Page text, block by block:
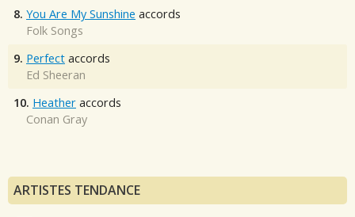
8. You Are My Sunshine accords
Folk Songs
9. Perfect accords
Ed Sheeran
10. Heather accords
Conan Gray
ARTISTES TENDANCE